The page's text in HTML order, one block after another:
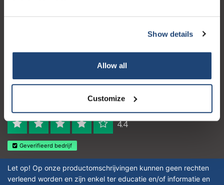
Show details
Allow all
Customize
4.4
Geverifieerd bedrijf
Let op! Op onze productomschrijvingen kunnen geen rechten
verleend worden en zijn enkel ter educatie en/of informatie en